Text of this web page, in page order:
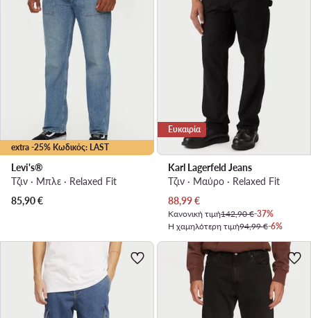
extra -25% Κωδικός: LAST
Levi's®
Τζιν · Μπλε · Relaxed Fit
85,90€
Ευκαιρία
Karl Lagerfeld Jeans
Τζιν · Μαύρο · Relaxed Fit
Τρέχουσα τιμή
88,99€
Κανονική τιμή142,90 €-37%
Η χαμηλότερη τιμή94,99 €-6%